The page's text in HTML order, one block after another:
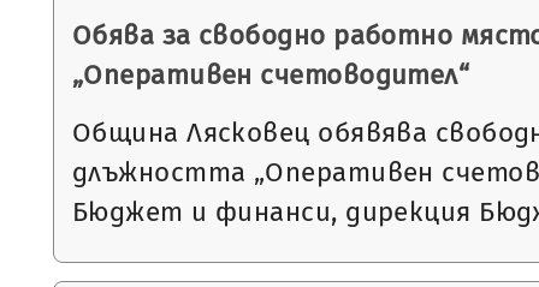
Обява за свободно работно
„Оперативен счетоводител“
Община Лясковец обявява
длъжността „Оперативен
Бюджет и финанси, дирекция